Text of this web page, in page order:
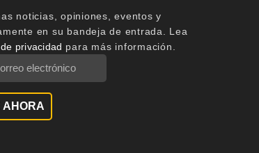
noticias, opiniones, eventos y
en su bandeja de entrada. Lea
privacidad para más información.
AHORA